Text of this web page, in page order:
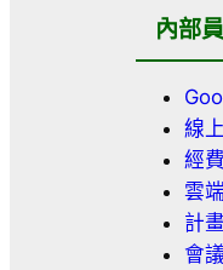
內部
線
經
雲
計
會